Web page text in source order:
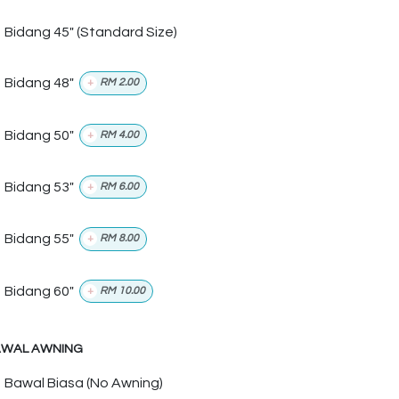
Bidang 45" (Standard Size)
Bidang 48" + RM2.00
Bidang 50" + RM 4.00
Bidang 53" + RM 6.00
Bidang 55" + RM 8.00
Bidang 60" + RM 10.00
AWNING
Bawal Biasa (No Awning)